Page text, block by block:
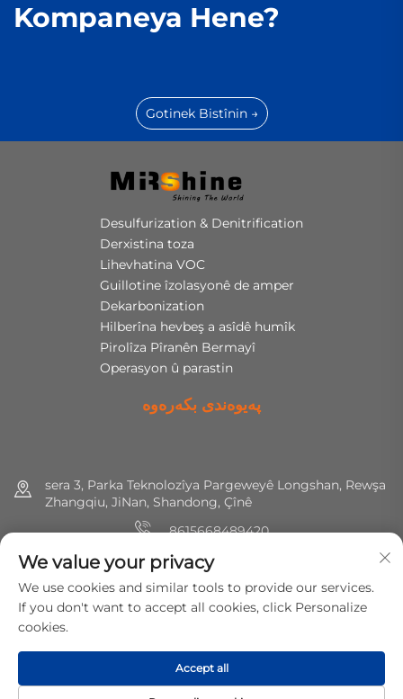
Kompaneya Hene?
Gotinek Bistînin →
Desulfurization & Denitrification
Derxistina toza
Lihevhatina VOC
Guillotine îzolasyonê de amper
Dekarbonization
Hilberîna hevbeş a asîdê humîk
Pirolîza Pîranên Bermayî
Operasyon û parastin
پەیوەندی بکەرەوە
sera 3, Parka Teknolozîya Pargeweyê Longshan, Rewşa
Zhangqiu, JiNan, Shandong, Çînê
8615668489420
+86 (0) 531 8891 0288
[email protected]
حەقی ئەمەز © 2025 کامپانیای تەکنولوژیای پاراستنی بابەتی میرشاین. هەموو
Politîka veşartîbûnê
We value your privacy
We use cookies and similar tools to provide our services.
If you don't want to accept all cookies, click Personalize
cookies.
Accept all